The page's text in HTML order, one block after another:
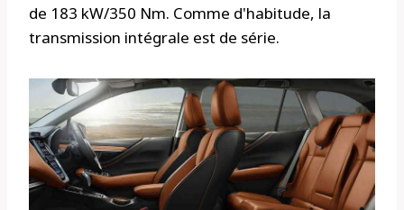
de 183 kW/350 Nm. Comme d'habitude, la
transmission intégrale est de série.